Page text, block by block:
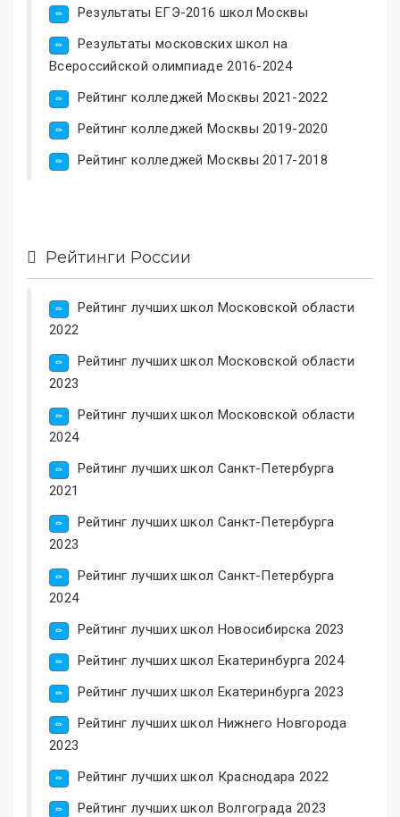
Результаты ЕГЭ-2016 школ Москвы
Результаты московских школ на
Всероссийской олимпиаде 2016-2024
Рейтинг колледжей Москвы 2021-2022
Рейтинг колледжей Москвы 2019-2020
Рейтинг колледжей Москвы 2017-2018
Рейтинги России
Рейтинг лучших школ Московской области
2022
Рейтинг лучших школ Московской области
2023
Рейтинг лучших школ Московской области
2024
Рейтинг лучших школ Санкт-Петербурга
2021
Рейтинг лучших школ Санкт-Петербурга
2023
Рейтинг лучших школ Санкт-Петербурга
2024
Рейтинг лучших школ Новосибирска 2023
Рейтинг лучших школ Екатеринбурга 2024
Рейтинг лучших школ Екатеринбурга 2023
Рейтинг лучших школ Нижнего Новгорода
2023
Рейтинг лучших школ Краснодара 2022
Рейтинг лучших школ Волгограда 2023